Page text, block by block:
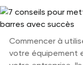
Commencer à
votre équipement